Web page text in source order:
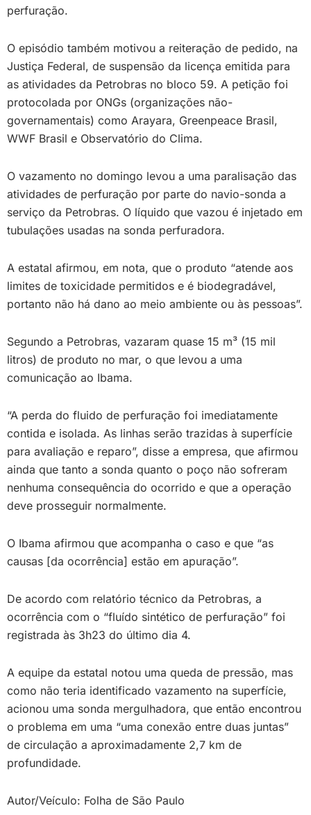
perfuração.
O episódio também motivou a reiteração de pedido, na
Justiça Federal, de suspensão da licença emitida para
as atividades da Petrobras no bloco 59. A petição foi
protocolada por ONGs (organizações não-
governamentais) como Arayara, Greenpeace Brasil,
WWF Brasil e Observatório do Clima.
O vazamento no domingo levou a uma paralisação das
atividades de perfuração por parte do navio-sonda a
serviço da Petrobras. O líquido que vazou é injetado em
tubulações usadas na sonda perfuradora.
A estatal afirmou, em nota, que o produto “atende aos
limites de toxicidade permitidos e é biodegradável,
portanto não há dano ao meio ambiente ou às pessoas”.
Segundo a Petrobras, vazaram quase 15 m³ (15 mil
litros) de produto no mar, o que levou a uma
comunicação ao Ibama.
“A perda do fluido de perfuração foi imediatamente
contida e isolada. As linhas serão trazidas à superfície
para avaliação e reparo”, disse a empresa, que afirmou
ainda que tanto a sonda quanto o poço não sofreram
nenhuma consequência do ocorrido e que a operação
deve prosseguir normalmente.
O Ibama afirmou que acompanha o caso e que “as
causas [da ocorrência] estão em apuração”.
De acordo com relatório técnico da Petrobras, a
ocorrência com o “fluído sintético de perfuração” foi
registrada às 3h23 do último dia 4.
A equipe da estatal notou uma queda de pressão, mas
como não teria identificado vazamento na superfície,
acionou uma sonda mergulhadora, que então encontrou
o problema em uma “uma conexão entre duas juntas”
de circulação a aproximadamente 2,7 km de
profundidade.
Autor/Veículo: Folha de São Paulo